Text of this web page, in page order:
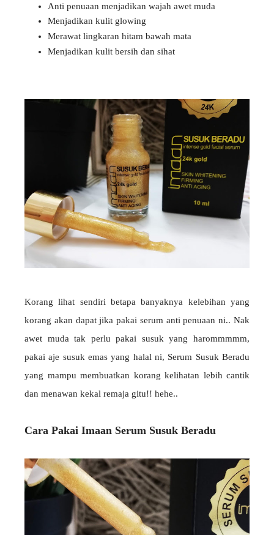
Anti penuaan menjadikan wajah awet muda
Menjadikan kulit glowing
Merawat lingkaran hitam bawah mata
Menjadikan kulit bersih dan sihat
Korang lihat sendiri betapa banyaknya kelebihan yang
korang akan dapat jika pakai serum anti penuaan ni.. Nak
awet muda tak perlu pakai susuk yang harommmmm,
pakai aje susuk emas yang halal ni, Serum Susuk Beradu
yang mampu membuatkan korang kelihatan lebih cantik
dan menawan kekal remaja gitu!! hehe..
Cara Pakai Imaan Serum Susuk Beradu